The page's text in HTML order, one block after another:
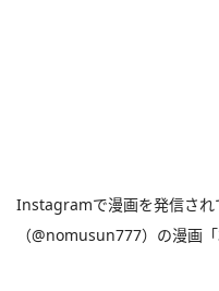
Instagramで漫画を発信され
（@nomusun777）の漫画